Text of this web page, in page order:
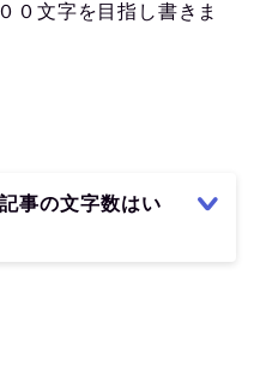
０文字を目指し書きま
事の文字数はい